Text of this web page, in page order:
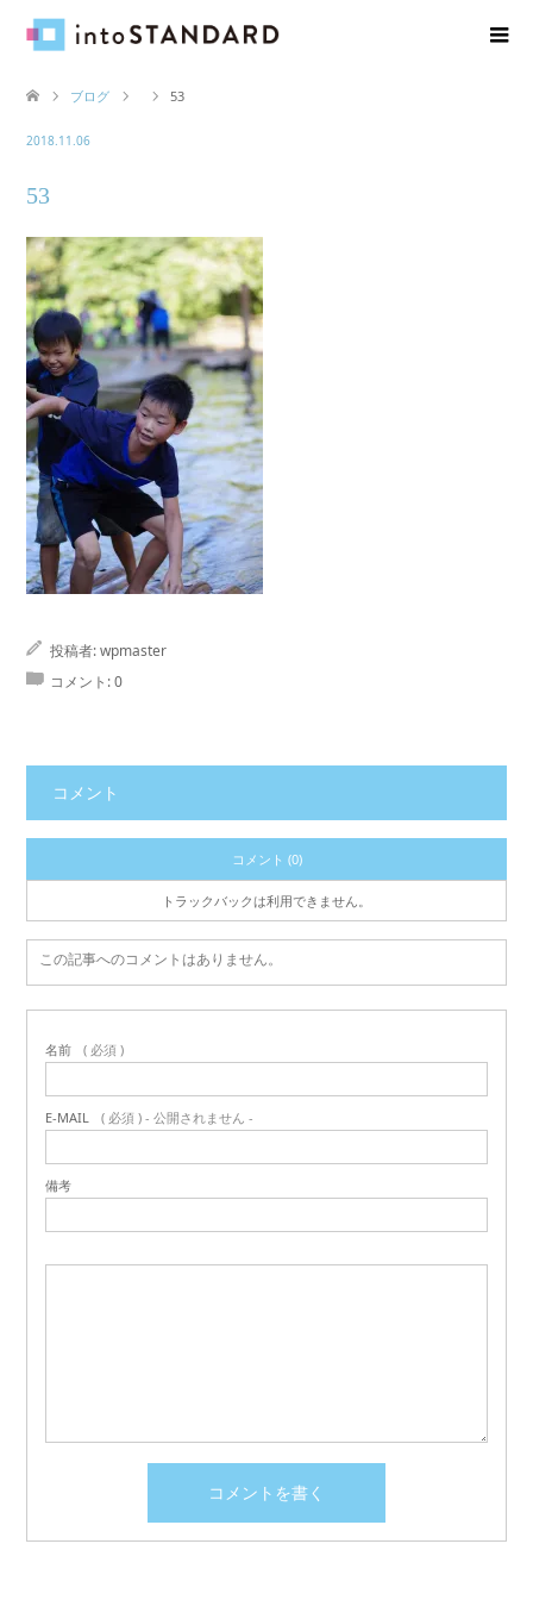
ブログ 53
2018.11.06
53
投稿者:wpmaster
コメント:0
コメント
コメント (0)
トラックバックは利用できません。
この記事へのコメントはありません。
名前 ( 必須 )
E-MAIL ( 必須 ) - 公開されません -
備考